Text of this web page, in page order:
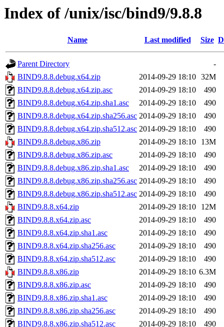
Index of /unix/isc/bind9/9.8.8
Name Last modified Size
Parent Directory
-
BIND9.8.8.debug.x64.zip
2014-09-29 18:10 32M
BIND9.8.8.debug.x64.zip.asc
2014-09-29 18:10
490
BIND9.8.8.debug.x64.zip.sha1.asc
2014-09-29 18:10
490
BIND9.8.8.debug.x64.zip.sha256.asc 2014-09-29 18:10
490
BIND9.8.8.debug.x64.zip.sha512.asc 2014-09-29 18:10
490
BIND9.8.8.debug.x86.zip
2014-09-29 18:10
13M
BIND9.8.8.debug.x86.zip.asc
2014-09-29 18:10
490
BIND9.8.8.debug.x86.zip.sha1.asc
2014-09-29 18:10
490
BIND9.8.8.debug.x86.zip.sha256.asc 2014-09-29 18:10
490
BIND9.8.8.debug.x86.zip.sha512.asc 2014-09-29 18:10
490
BIND9.8.8.x64.zip
2014-09-29 18:10
12M
BIND9.8.8.x64.zip.asc
2014-09-29 18:10
490
BIND9.8.8.x64.zip.sha1.asc
2014-09-29 18:10
490
BIND9.8.8.x64.zip.sha256.asc
2014-09-29 18:10
490
BIND9.8.8.x64.zip.sha512.asc
2014-09-29 18:10
490
BIND9.8.8.x86.zip
2014-09-29 18:10 6.3M
BIND9.8.8.x86.zip.asc
2014-09-29 18:10
490
BIND9.8.8.x86.zip.sha1.asc
2014-09-29 18:10
490
BIND9.8.8.x86.zip.sha256.asc
2014-09-29 18:10
490
BIND9.8.8.x86.zip.sha512.asc
2014-09-29 18:10
490